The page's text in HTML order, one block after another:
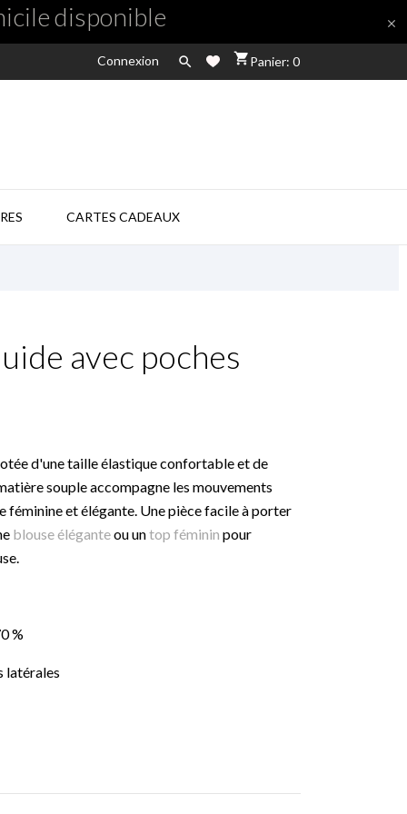
disponible 
Connexion  shopping_cartPanier: 0
CARTES CADEAUX
avec poches
d'une taille élastique confortable et de
souple accompagne les mouvements
féminine et élégante. Une pièce facile à porter
blouse éléganteou untop féminin pour
%
latérales